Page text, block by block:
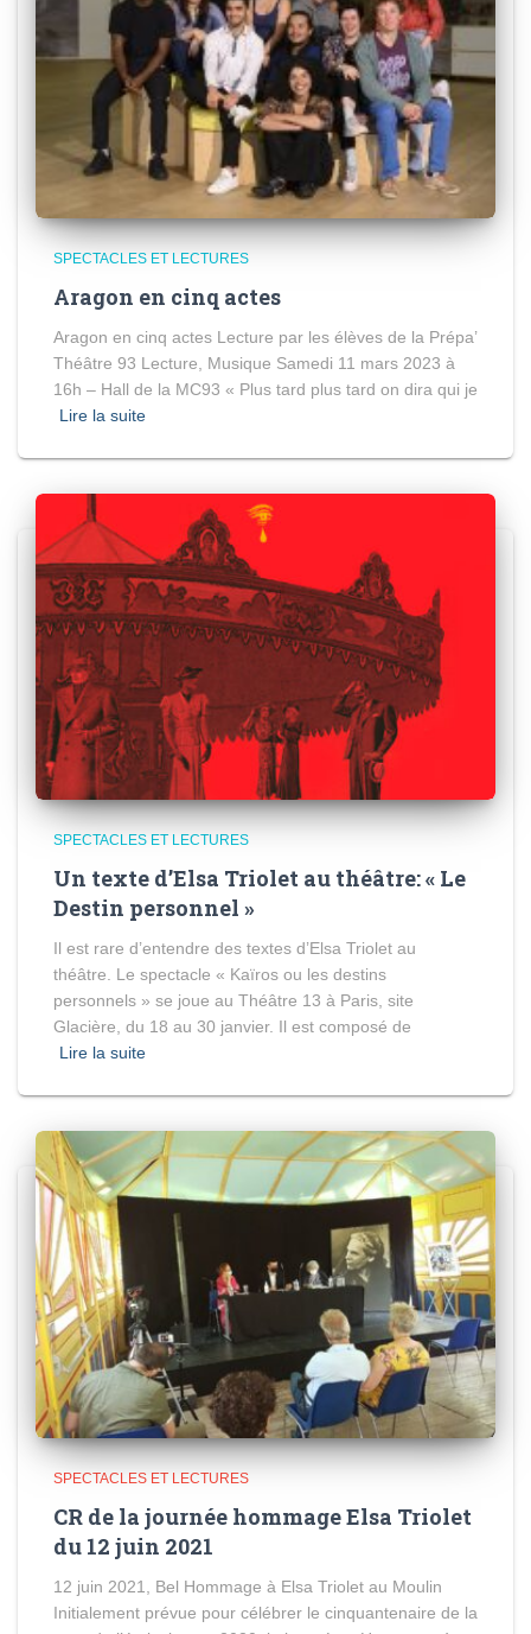
SPECTACLES ET LECTURES
Aragon en cinq actes
Aragon en cinq actes Lecture par les élèves de la Prépa’
Théâtre 93 Lecture, Musique Samedi 11 mars 2023 à
16h – Hall de la MC93 « Plus tard plus tard on dira qui je
Lire la suite
SPECTACLES ET LECTURES
Un texte d’Elsa Triolet au théâtre: « Le
Destin personnel »
Il est rare d’entendre des textes d’Elsa Triolet au
théâtre. Le spectacle « Kaïros ou les destins
personnels » se joue au Théâtre 13 à Paris, site
Glacière, du 18 au 30 janvier. Il est composé de
Lire la suite
SPECTACLES ET LECTURES
CR de la journée hommage Elsa Triolet
du 12 juin 2021
12 juin 2021, Bel Hommage à Elsa Triolet au Moulin
Initialement prévue pour célébrer le cinquantenaire de la